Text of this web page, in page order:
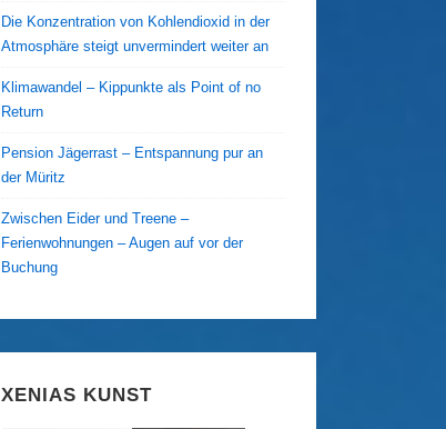
Die Konzentration von Kohlendioxid in der
Atmosphäre steigt unvermindert weiter an
Klimawandel – Kippunkte als Point of no
Return
Pension Jägerrast – Entspannung pur an
der Müritz
Zwischen Eider und Treene –
Ferienwohnungen – Augen auf vor der
Buchung
XENIAS KUNST